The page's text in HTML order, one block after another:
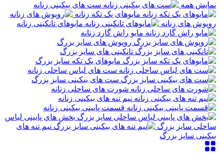
نمایش همه
ست های بیکینی زنانه
مایوهای یک تکه زنانه
روپوش های زنانه
مایوهای تانکینی زنانه
مایو راش گارد زنانه
روپوش های سایز بزرگ
تانکینی های سایز بزرگ
مایوهای یک تکه سایز بزرگ
ست های لباس ساحلی زنانه
ست های بیکینی سایز بزرگ
شورت های ساحلی زنانه
نیم تنه های بیکینی زنانه
قسمت پایینی بیکینی زنانه
بخش های پایینی لباس
ساحلی سایز بزرگ
نیم تنه های
بیکینی سایز بزرگ